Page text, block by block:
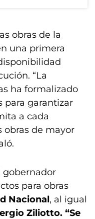
obras de la
una primera
“La
ha formalizado
para garantizar
a cada
obras de mayor
gobernador
para obras
Nacional, al igual
Ziliotto. “Se